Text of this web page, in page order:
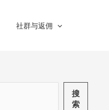
社群与返佣
搜
索